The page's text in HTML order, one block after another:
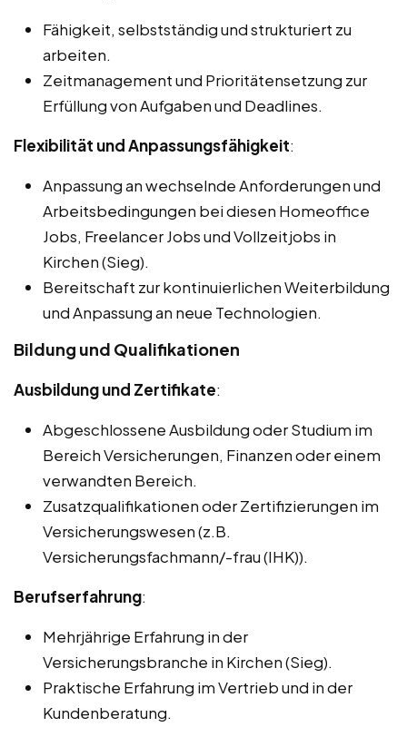
Fähigkeit, selbstständig und strukturiert zu
arbeiten.
Zeitmanagement und Prioritätensetzung zur
Erfüllung von Aufgaben und Deadlines.
Flexibilität und Anpassungsfähigkeit:
Anpassung an wechselnde Anforderungen und
Arbeitsbedingungen bei diesen Homeoffice
Jobs, Freelancer Jobs und Vollzeitjobs in
Kirchen (Sieg).
Bereitschaft zur kontinuierlichen Weiterbildung
und Anpassung an neue Technologien.
Bildung und Qualifikationen
Ausbildung und Zertifikate:
Abgeschlossene Ausbildung oder Studium im
Bereich Versicherungen, Finanzen oder einem
verwandten Bereich.
Zusatzqualifikationen oder Zertifizierungen im
Versicherungswesen (z.B.
Versicherungsfachmann/-frau (IHK)).
Berufserfahrung:
Mehrjährige Erfahrung in der
Versicherungsbranche in Kirchen (Sieg).
Praktische Erfahrung im Vertrieb und in der
Kundenberatung.